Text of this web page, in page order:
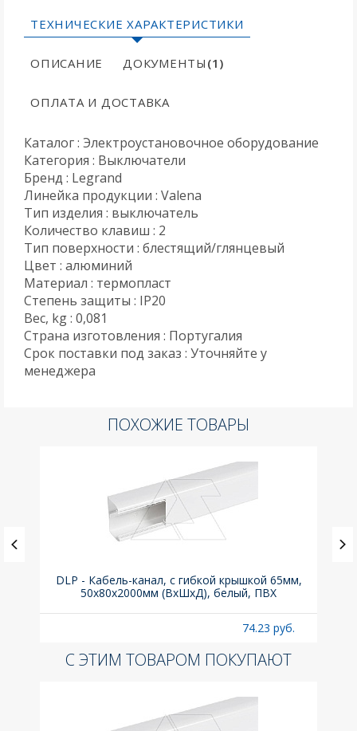
ТЕХНИЧЕСКИЕ ХАРАКТЕРИСТИКИ
ОПИСАНИЕ ДОКУМЕНТЫ (1)
ОПЛАТА И ДОСТАВКА
Каталог : Электроустановочное оборудование
Категория : Выключатели
Бренд : Legrand
Линейка продукции : Valena
Тип изделия : выключатель
Количество клавиш : 2
Тип поверхности : блестящий/глянцевый
Цвет : алюминий
Материал : термопласт
Степень защиты : IP20
Вес, kg : 0,081
Страна изготовления : Португалия
Срок поставки под заказ : Уточняйте у
менеджера
ПОХОЖИЕ ТОВАРЫ
DLP - Кабель-канал, с гибкой крышкой 65мм,
50x80х2000мм (ВхШхД), белый, ПВХ
74.23 руб.
С ЭТИМ ТОВАРОМ ПОКУПАЮТ